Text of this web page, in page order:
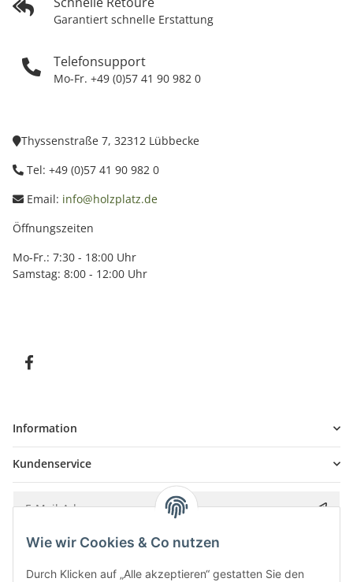
Garantiert schnelle Erstattung
Telefonsupport
Mo-Fr. +49 (0)57 41 90 982 0
Thyssenstraße 7, 32312 Lübbecke
Tel: +49 (0)57 41 90 982 0
Email: info@holzplatz.de
Öffnungszeiten
Mo-Fr.: 7:30 - 18:00 Uhr
Samstag: 8:00 - 12:00 Uhr
Information
Kundenservice
Bitte senden Sie mir entsprechend IhrerDatenschutzerklärung
Wie wir Cookies & Co nutzen
Durch Klicken auf „Alle akzeptieren“ gestatten Sie den